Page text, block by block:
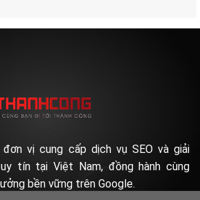
đơn vị cung cấp dịch vụ SEO và giải
tín tại Việt Nam, đồng hành cùng
bền vững trên Google.